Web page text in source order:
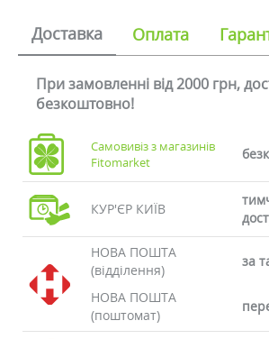
Доставка Оплата
При замовленні від 2000 грн,
безкоштовно!
Самовивіз з магазинів
Fitomarket
КУР'ЄР КИЇВ
НОВА ПОШТА
(відділення)
за
НОВА ПОШТА
(поштомат)